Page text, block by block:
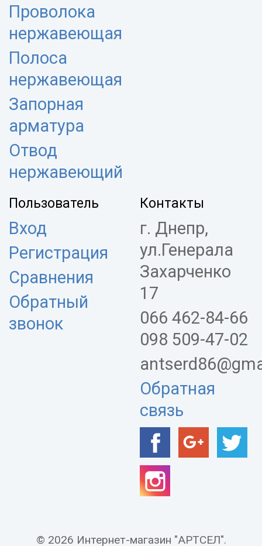
Проволока
нержавеющая
Полоса
нержавеющая
Запорная
арматура
Отвод
нержавеющий
Пользователь
Вход
Регистрация
Сравнения
Обратный
звонок
Контакты
г. Днепр,
ул.Генерала
Захарченко
17
066 462-84-66
098 509-47-02
Обратная
связь
© 2026 Интернет-магазин "АРТСЕЛ".